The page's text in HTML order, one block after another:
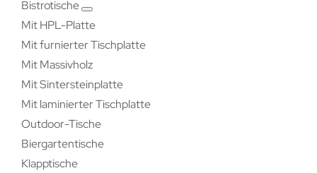
Bistrotische
Mit HPL-Platte
Mit furnierter Tischplatte
Mit Massivholz
Mit Sintersteinplatte
Mit laminierter Tischplatte
Outdoor-Tische
Biergartentische
Klapptische